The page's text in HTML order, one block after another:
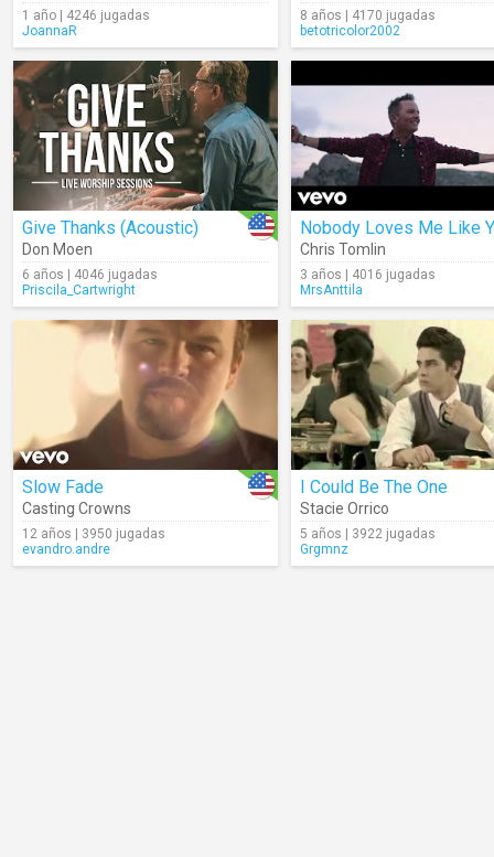
1 año | 4246 jugadas
JoannaR
8 años | 4170 jugadas
betotricolor2002
Give Thanks (Acoustic)
Don Moen
6 años | 4046 jugadas
Priscila_Cartwright
Nobody Loves Me Like
Chris Tomlin
3 años | 4016 jugadas
MrsAnttila
Slow Fade
Casting Crowns
12 años | 3950 jugadas
evandro.andre
I Could Be The One
Stacie Orrico
5 años | 3922 jugadas
Grgmnz